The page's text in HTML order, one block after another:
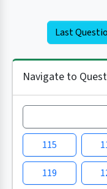
Last
Navigate to
115
119